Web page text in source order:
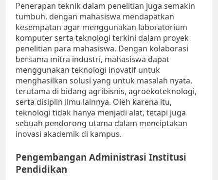
Penerapan teknik dalam penelitian juga semakin
tumbuh, dengan mahasiswa mendapatkan
kesempatan agar menggunakan laboratorium
komputer serta teknologi terkini dalam proyek
penelitian para mahasiswa. Dengan kolaborasi
bersama mitra industri, mahasiswa dapat
menggunakan teknologi inovatif untuk
menghasilkan solusi yang untuk masalah nyata,
terutama di bidang agribisnis, agroekoteknologi,
serta disiplin ilmu lainnya. Oleh karena itu,
teknologi tidak hanya menjadi alat, tetapi juga
sebuah pendorong utama dalam menciptakan
inovasi akademik di kampus.
Pengembangan Administrasi Institusi
Pendidikan